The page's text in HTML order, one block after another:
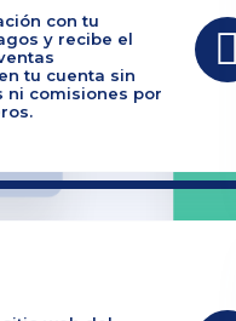
con tu
y recibe el
tu cuenta sin
ni comisiones por